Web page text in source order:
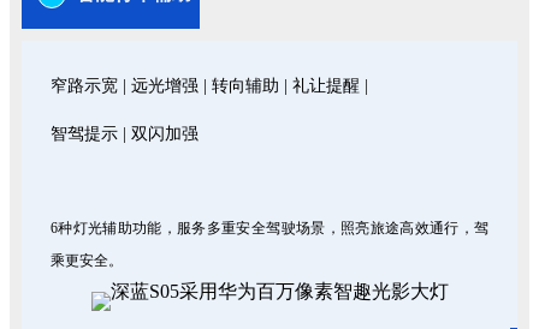
窄路示宽 | 远光增强 | 转向辅助 | 礼让提醒 |
智驾提示 | 双闪加强
6种灯光辅助功能，服务多重安全驾驶场景，照亮旅途高效通行，驾
乘更安全。